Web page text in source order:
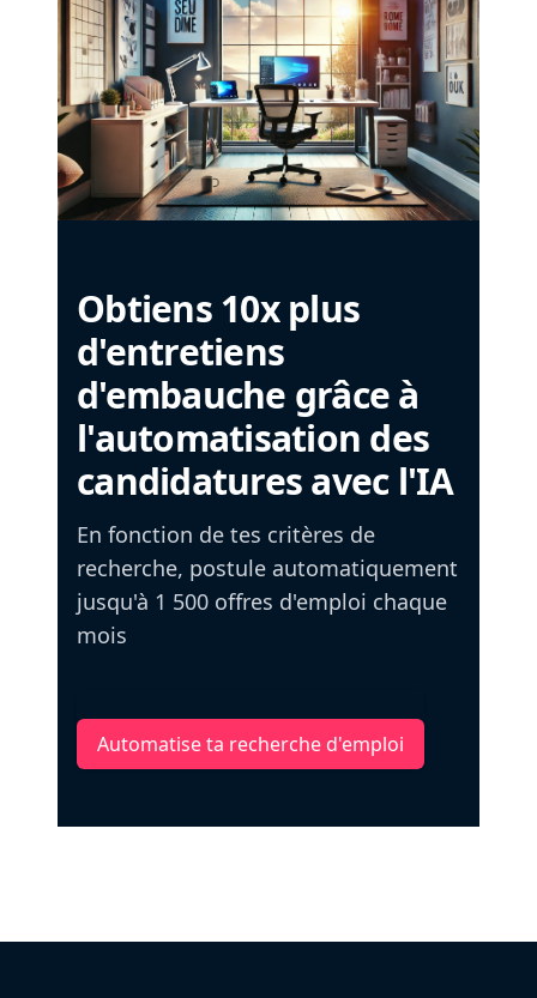
Obtiens 10x plus
d'entretiens
d'embauche grâce à
l'automatisation des
candidatures avec l'IA
En fonction de tes critères de
recherche, postule automatiquement
jusqu'à 1 500 offres d'emploi chaque
mois
Automatise ta recherche d'emploi